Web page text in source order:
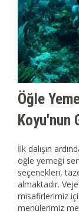
Öğle
Koyu'nun
İlk dalışın
öğle yemeği
seçenekleri,
almaktadır.
misafirlerimiz
menülerimiz